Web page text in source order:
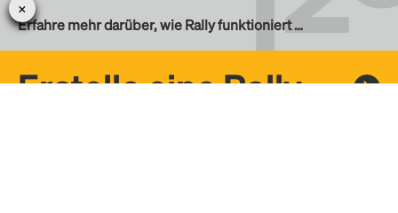
Erfahre mehr darüber, wie Rally funktioniert …
Erstelle eine Rally